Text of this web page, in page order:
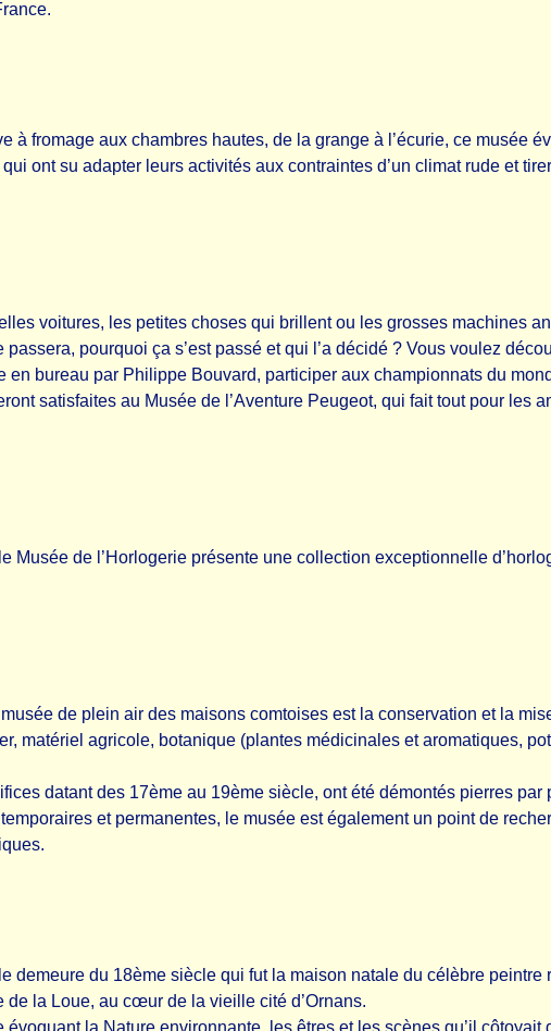
à fromage aux chambres hautes, de la grange à l’écurie, ce musée
ont su adapter leurs activités aux contraintes d’un climat rude et
voitures, les petites choses qui brillent ou les grosses machines
pourquoi ça s’est passé et qui l’a décidé ? Vous voulez
bureau par Philippe Bouvard, participer aux championnats du
satisfaites au Musée de l’Aventure Peugeot, qui fait tout pour les
Musée de l’Horlogerie présente une collection exceptionnelle
de plein air des maisons comtoises est la conservation et la
matériel agricole, botanique (plantes médicinales et aromatiques,
datant des 17ème au 19ème siècle, ont été démontés pierres par
et permanentes, le musée est également un point de
demeure du 18ème siècle qui fut la maison natale du célèbre peintre
la Loue, au cœur de la vieille cité d’Ornans.
la Nature environnante, les êtres et les scènes qu’il côtoyait